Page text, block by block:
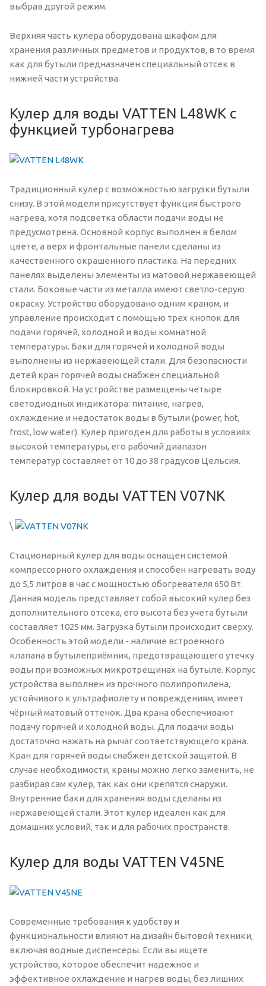
выбрав другой режим.
Верхняя часть кулера оборудована шкафом для
хранения различных предметов и продуктов, в то время
как для бутыли предназначен специальный отсек в
нижней части устройства.
Кулер для воды VATTEN L48WK с
функцией турбонагрева
Традиционный кулер с возможностью загрузки бутыли
снизу. В этой модели присутствует функция быстрого
нагрева, хотя подсветка области подачи воды не
предусмотрена. Основной корпус выполнен в белом
цвете, а верх и фронтальные панели сделаны из
качественного окрашенного пластика. На передних
панелях выделены элементы из матовой нержавеющей
стали. Боковые части из металла имеют светло-серую
окраску. Устройство оборудовано одним краном, и
управление происходит с помощью трех кнопок для
подачи горячей, холодной и воды комнатной
температуры. Баки для горячей и холодной воды
выполнены из нержавеющей стали. Для безопасности
детей кран горячей воды снабжен специальной
блокировкой. На устройстве размещены четыре
светодиодных индикатора: питание, нагрев,
охлаждение и недостаток воды в бутыли (power, hot,
frost, low water). Кулер пригоден для работы в условиях
высокой температуры, его рабочий диапазон
температур составляет от 10 до 38 градусов Цельсия.
Кулер для воды VATTEN V07NK
\
Стационарный кулер для воды оснащен системой
компрессорного охлаждения и способен нагревать воду
до 5,5 литров в час с мощностью обогревателя 650 Вт.
Данная модель представляет собой высокий кулер без
дополнительного отсека, его высота без учета бутыли
составляет 1025 мм. Загрузка бутыли происходит сверху.
Особенность этой модели - наличие встроенного
клапана в бутылеприёмник, предотвращающего утечку
воды при возможных микротрещинах на бутыле. Корпус
устройства выполнен из прочного полипропилена,
устойчивого к ультрафиолету и повреждениям, имеет
чёрный матовый оттенок. Два крана обеспечивают
подачу горячей и холодной воды. Для подачи воды
достаточно нажать на рычаг соответствующего крана.
Кран для горячей воды снабжен детской защитой. В
случае необходимости, краны можно легко заменить, не
разбирая сам кулер, так как они крепятся снаружи.
Внутренние баки для хранения воды сделаны из
нержавеющей стали. Этот кулер идеален как для
домашних условий, так и для рабочих пространств.
Кулер для воды VATTEN V45NE
Современные требования к удобству и
функциональности влияют на дизайн бытовой техники,
включая водные диспенсеры. Если вы ищете
устройство, которое обеспечит надежное и
эффективное охлаждение и нагрев воды, без лишних